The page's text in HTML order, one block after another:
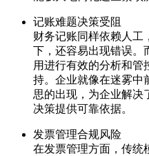
记账难题决策受阻
财务记账同样依赖人工
下，还容易出现错误。
用进行有效的分析和管
持。企业就像在迷雾中
思的出现，为企业解决
决策提供可靠依据。
发票管理合规风险
在发票管理方面，传统